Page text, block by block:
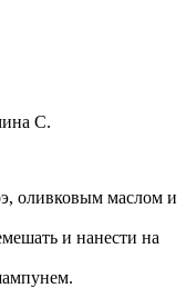
С.
оливковым маслом и
и нанести на